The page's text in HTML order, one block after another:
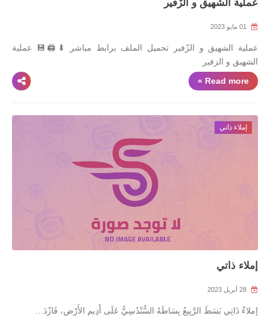
عملية الشهيق و الزّفير
عملية الشهيق و الزّفير تحميل الملف برابط مباشر ⬇🖨💾 عملية
الشهيق و الزفير
Read more »
إملاء ذاتي
إملاء ذاتي
ٌإملاءٌ ذَاتِي بَسَطَ الرَّبِيعُ بِسَاطَهُ السُّنْدُسِيُّ عَلَى أَدِيمِ الأَرْضِ، فَازْدَ…